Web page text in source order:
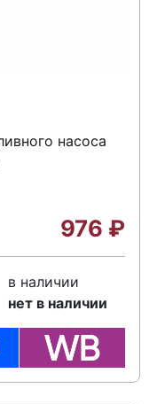
насоса
976 ₽
в наличии
нет в наличии